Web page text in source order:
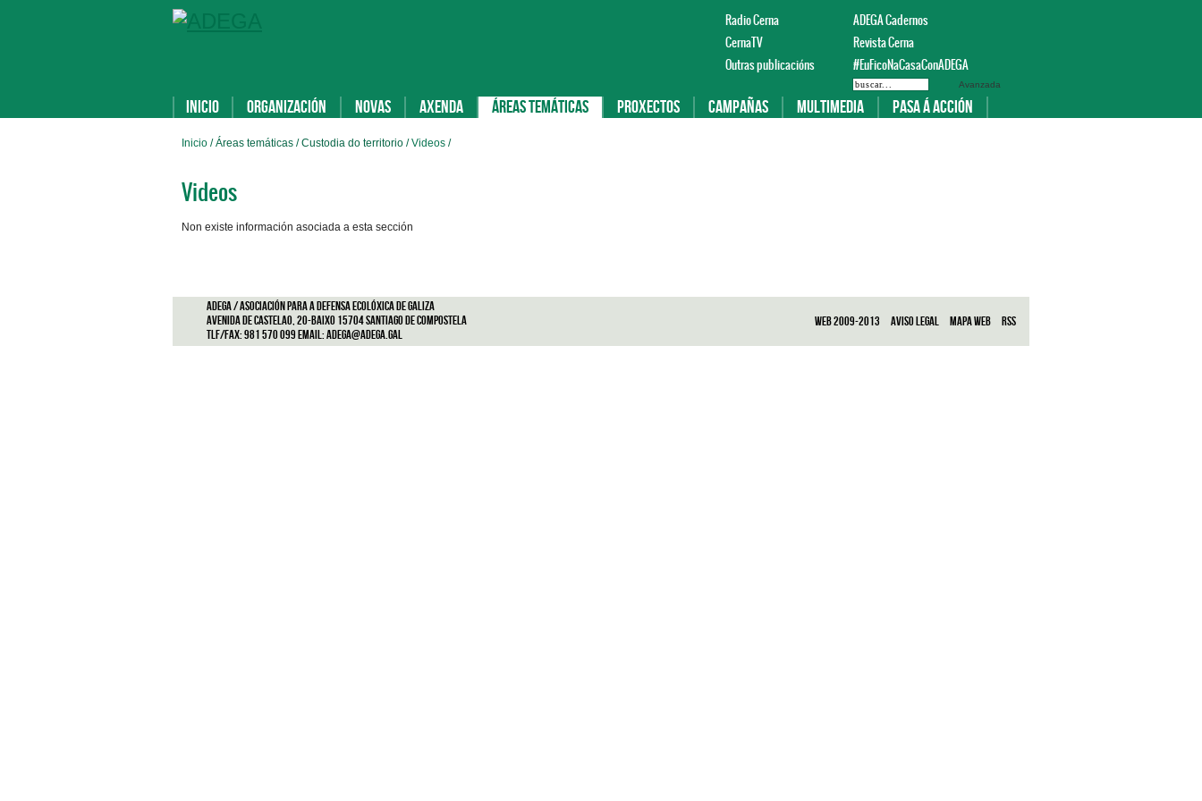
Radio Cerna
ADEGA Cadernos
CernaTV
Revista Cerna
Outras publicacións
#EuFicoNaCasaConADEGA
Avanzada
Inicio Organización Novas Axenda Áreas temáticas Proxectos Campañas Multimedia Pasa á acción
Inicio / Áreas temáticas / Custodia do territorio /Videos /
Videos
Non existe información asociada a esta sección
ADEGA / Asociación para a defensa ecolóxica de Galiza
Avenida de Castelao, 20-Baixo 15704 Santiago de Compostela
Tlf/Fax: 981 570 099 Email:adega@adega.gal
Web 2009-2013 Aviso legal Mapa web RSS